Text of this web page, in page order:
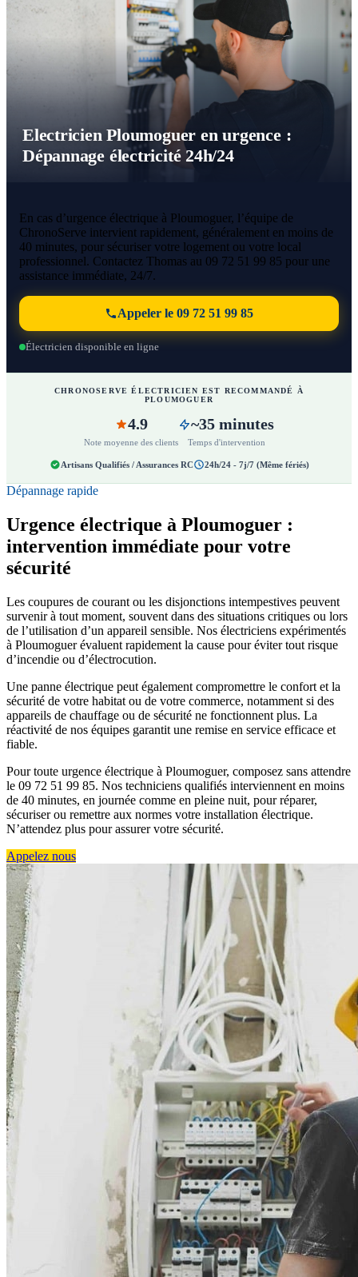
Electricien Ploumoguer en urgence :
Dépannage électricité 24h/24
En cas d’urgence électrique à Ploumoguer, l’équipe de
ChronoServe intervient rapidement, généralement en moins de
40 minutes, pour sécuriser votre logement ou votre local
professionnel. Contactez Thomas au 09 72 51 99 85 pour une
assistance immédiate, 24/7.
Appeler le 09 72 51 99 85
Électricien disponible en ligne
CHRONOSERVE ÉLECTRICIEN EST RECOMMANDÉ À
PLOUMOGUER
4.9
Note moyenne des clients
~35 minutes
Temps d'intervention
Artisans Qualifiés / Assurances RC 24h/24 - 7j/7 (Même fériés)
Dépannage rapide
Urgence électrique à Ploumoguer :
intervention immédiate pour votre
sécurité
Les coupures de courant ou les disjonctions intempestives peuvent
survenir à tout moment, souvent dans des situations critiques ou lors
de l’utilisation d’un appareil sensible. Nos électriciens expérimentés
à Ploumoguer évaluent rapidement la cause pour éviter tout risque
d’incendie ou d’électrocution.
Une panne électrique peut également compromettre le confort et la
sécurité de votre habitat ou de votre commerce, notamment si des
appareils de chauffage ou de sécurité ne fonctionnent plus. La
réactivité de nos équipes garantit une remise en service efficace et
fiable.
Pour toute urgence électrique à Ploumoguer, composez sans attendre
le 09 72 51 99 85. Nos techniciens qualifiés interviennent en moins
de 40 minutes, en journée comme en pleine nuit, pour réparer,
sécuriser ou remettre aux normes votre installation électrique.
N’attendez plus pour assurer votre sécurité.
Appelez nous